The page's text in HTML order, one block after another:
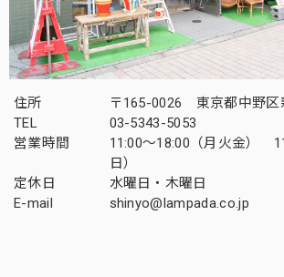
住所
〒165-0026 東京都中野区
TEL
03-5343-5053
営業時間
11:00～18:00（月火金）
日）
定休日
水曜日・木曜日
E-mail
shinyo@lampada.co.jp